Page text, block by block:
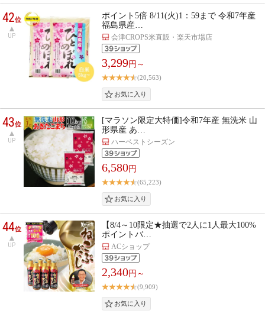
42位
UP
ポイント5倍 8/11(火)1：59まで 令和7年産
福島県産…
会津CROPS米直販・楽天市場店
3,299円～
(20,563)
43位
UP
[マラソン限定大特価]令和7年産 無洗米 山
形県産 あ…
ハーベストシーズン
6,580円
(65,223)
44位
UP
【8/4～10限定★抽選で2人に1人最大100%
ポイントバ…
ACショップ
2,340円～
(9,909)